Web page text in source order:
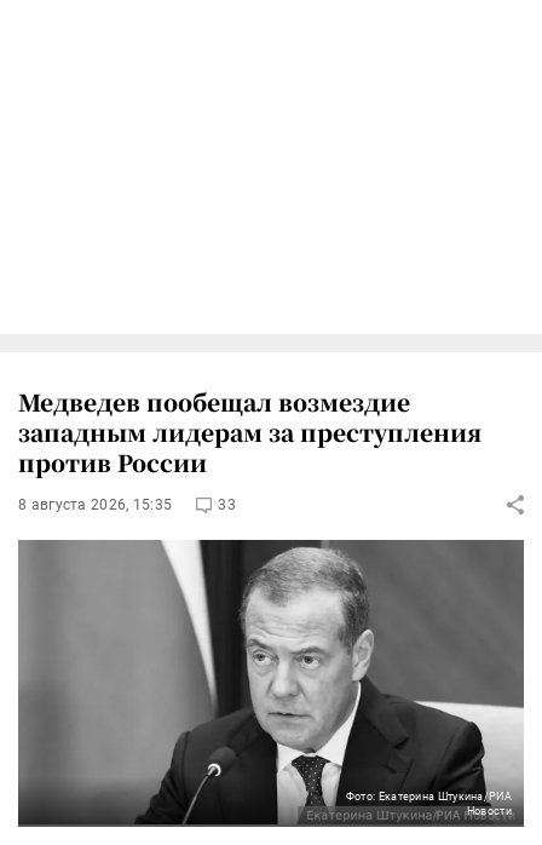
Медведев пообещал возмездие
западным лидерам за преступления
против России
8 августа 2026, 15:35 33
Фото: Екатерина Штукина/РИА
Новости